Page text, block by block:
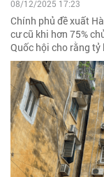
08/12/2025 17:23
Chính phủ đề xuất
cư cũ khi hơn 75%
Quốc hội cho rằng tỷ